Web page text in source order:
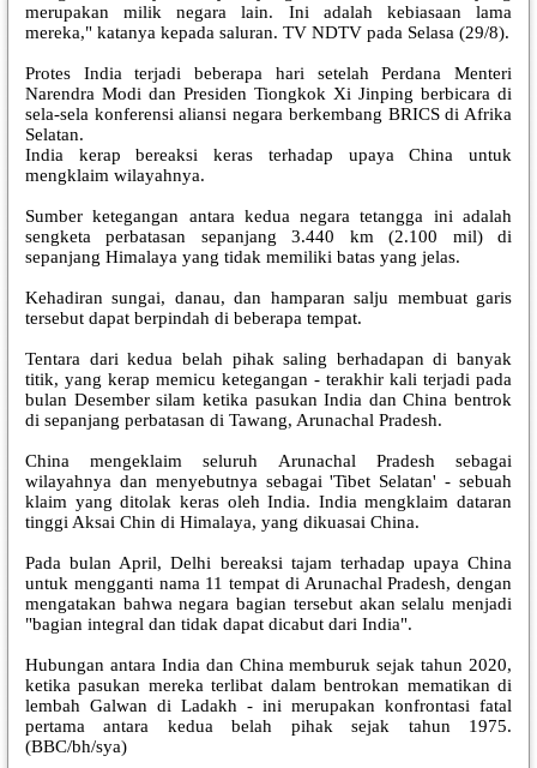
merupakan milik negara lain. Ini adalah kebiasaan lama
mereka," katanya kepada saluran. TV NDTV pada Selasa (29/8).
Protes India terjadi beberapa hari setelah Perdana Menteri
Narendra Modi dan Presiden Tiongkok Xi Jinping berbicara di
sela-sela konferensi aliansi negara berkembang BRICS di Afrika
Selatan.
India kerap bereaksi keras terhadap upaya China untuk
mengklaim wilayahnya.
Sumber ketegangan antara kedua negara tetangga ini adalah
sengketa perbatasan sepanjang 3.440 km (2.100 mil) di
sepanjang Himalaya yang tidak memiliki batas yang jelas.
Kehadiran sungai, danau, dan hamparan salju membuat garis
tersebut dapat berpindah di beberapa tempat.
Tentara dari kedua belah pihak saling berhadapan di banyak
titik, yang kerap memicu ketegangan - terakhir kali terjadi pada
bulan Desember silam ketika pasukan India dan China bentrok
di sepanjang perbatasan di Tawang, Arunachal Pradesh.
China mengeklaim seluruh Arunachal Pradesh sebagai
wilayahnya dan menyebutnya sebagai 'Tibet Selatan' - sebuah
klaim yang ditolak keras oleh India. India mengklaim dataran
tinggi Aksai Chin di Himalaya, yang dikuasai China.
Pada bulan April, Delhi bereaksi tajam terhadap upaya China
untuk mengganti nama 11 tempat di Arunachal Pradesh, dengan
mengatakan bahwa negara bagian tersebut akan selalu menjadi
"bagian integral dan tidak dapat dicabut dari India".
Hubungan antara India dan China memburuk sejak tahun 2020,
ketika pasukan mereka terlibat dalam bentrokan mematikan di
lembah Galwan di Ladakh - ini merupakan konfrontasi fatal
pertama antara kedua belah pihak sejak tahun 1975.
(BBC/bh/sya)